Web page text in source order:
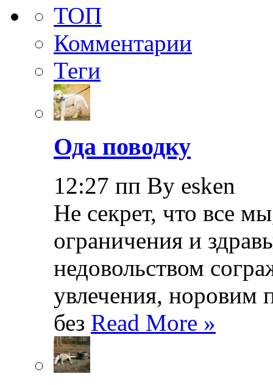
ТОП
Комментарии
Теги
Ода поводку
12:27 пп By esken
Не секрет, что все
ограничения и
недовольством
увлечения, норовим
без Read More »